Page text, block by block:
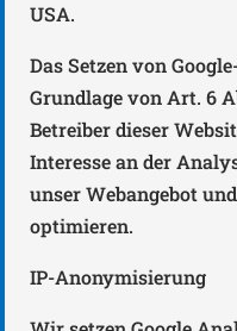
USA.
Das Setzen von
Grundlage von Art. 6
Betreiber dieser
Interesse an der
unser Webangebot
optimieren.
IP-Anonymisierung